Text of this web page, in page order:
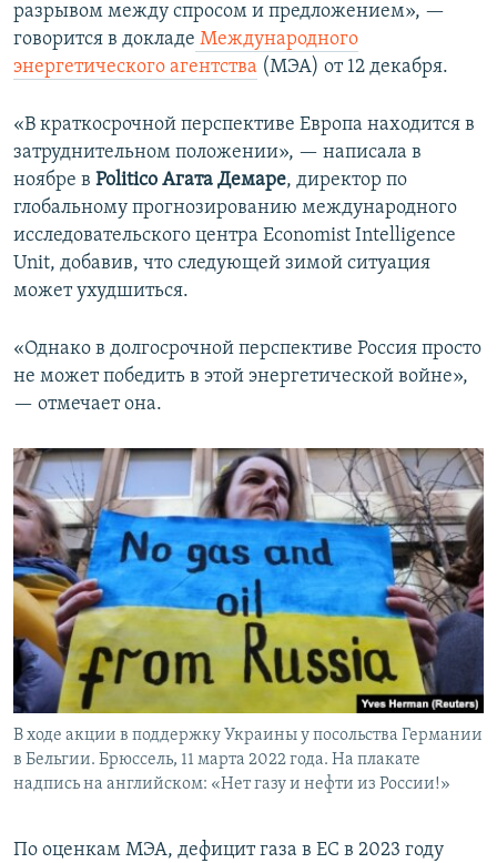
разрывом между спросом и предложением», —
говорится в докладе Международного
энергетического агентства (МЭА) от 12 декабря.
«В краткосрочной перспективе Европа находится в
затруднительном положении», — написала в
ноябре в Politico Агата Демаре, директор по
глобальному прогнозированию международного
исследовательского центра Economist Intelligence
Unit, добавив, что следующей зимой ситуация
может ухудшиться.
«Однако в долгосрочной перспективе Россия просто
не может победить в этой энергетической войне»,
— отмечает она.
В ходе акции в поддержку Украины у посольства Германии
в Бельгии. Брюссель, 11 марта 2022 года. На плакате
надпись на английском: «Нет газу и нефти из России!»
По оценкам МЭА, дефицит газа в ЕС в 2023 году